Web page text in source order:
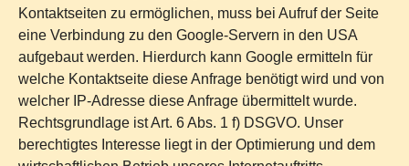
Kontaktseiten zu ermöglichen, muss bei Aufruf der Seite
eine Verbindung zu den Google-Servern in den USA
aufgebaut werden. Hierdurch kann Google ermitteln für
welche Kontaktseite diese Anfrage benötigt wird und von
welcher IP-Adresse diese Anfrage übermittelt wurde.
Rechtsgrundlage ist Art. 6 Abs. 1 f) DSGVO. Unser
berechtigtes Interesse liegt in der Optimierung und dem